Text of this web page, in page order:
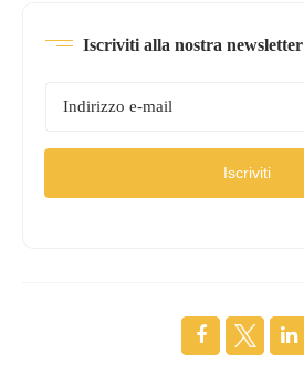
Iscriviti alla nostra newsletter
Iscriviti